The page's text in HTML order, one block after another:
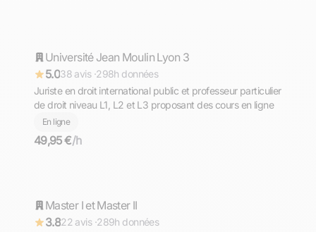
Répond rapidement
Université Jean Moulin Lyon 3
5.038 avis ·298h données
Juriste en droit international public et professeur particulier
de droit niveau L1, L2 et L3 proposant des cours en ligne
En ligne
49,95 €/h
Répond rapidement
Master I et Master II
3.822 avis ·289h données